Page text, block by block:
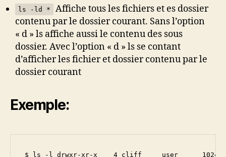
ls -ld *
Affiche tous les fichiers et es dossier
contenu par le dossier courant. Sans l’option
« d » ls affiche aussi le contenu des sous
dossier. Avec l’option « d » ls se contant
d’afficher les fichier et dossier contenu par le
dossier courant
Exemple:
$ ls -l drwxr-xr-x    4 cliff     user      1024